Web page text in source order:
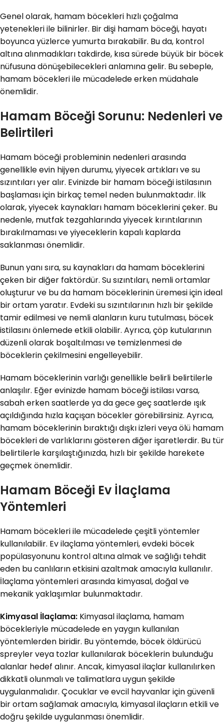
Genel olarak, hamam böcekleri hızlı çoğalma
yetenekleri ile bilinirler. Bir dişi hamam böceği, hayatı
boyunca yüzlerce yumurta bırakabilir. Bu da, kontrol
altına alınmadıkları takdirde, kısa sürede büyük bir böcek
nüfusuna dönüşebilecekleri anlamına gelir. Bu sebeple,
hamam böcekleri ile mücadelede erken müdahale
önemlidir.
Hamam Böceği Sorunu: Nedenleri ve
Belirtileri
Hamam böceği probleminin nedenleri arasında
genellikle evin hijyen durumu, yiyecek artıkları ve su
sızıntıları yer alır. Evinizde bir hamam böceği istilasının
başlaması için birkaç temel neden bulunmaktadır. İlk
olarak, yiyecek kaynakları hamam böceklerini çeker. Bu
nedenle, mutfak tezgahlarında yiyecek kırıntılarının
bırakılmaması ve yiyeceklerin kapalı kaplarda
saklanması önemlidir.
Bunun yanı sıra, su kaynakları da hamam böceklerini
çeken bir diğer faktördür. Su sızıntıları, nemli ortamlar
oluşturur ve bu da hamam böceklerinin üremesi için ideal
bir ortam yaratır. Evdeki su sızıntılarının hızlı bir şekilde
tamir edilmesi ve nemli alanların kuru tutulması, böcek
istilasını önlemede etkili olabilir. Ayrıca, çöp kutularının
düzenli olarak boşaltılması ve temizlenmesi de
böceklerin çekilmesini engelleyebilir.
Hamam böceklerinin varlığı genellikle belirli belirtilerle
anlaşılır. Eğer evinizde hamam böceği istilası varsa,
sabah erken saatlerde ya da gece geç saatlerde ışık
açıldığında hızla kaçışan böcekler görebilirsiniz. Ayrıca,
hamam böceklerinin bıraktığı dışkı izleri veya ölü hamam
böcekleri de varlıklarını gösteren diğer işaretlerdir. Bu tür
belirtilerle karşılaştığınızda, hızlı bir şekilde harekete
geçmek önemlidir.
Hamam Böceği Ev İlaçlama
Yöntemleri
Hamam böcekleri ile mücadelede çeşitli yöntemler
kullanılabilir. Ev ilaçlama yöntemleri, evdeki böcek
popülasyonunu kontrol altına almak ve sağlığı tehdit
eden bu canlıların etkisini azaltmak amacıyla kullanılır.
İlaçlama yöntemleri arasında kimyasal, doğal ve
mekanik yaklaşımlar bulunmaktadır.
Kimyasal İlaçlama: Kimyasal ilaçlama, hamam
böcekleriyle mücadelede en yaygın kullanılan
yöntemlerden biridir. Bu yöntemde, böcek öldürücü
spreyler veya tozlar kullanılarak böceklerin bulunduğu
alanlar hedef alınır. Ancak, kimyasal ilaçlar kullanılırken
dikkatli olunmalı ve talimatlara uygun şekilde
uygulanmalıdır. Çocuklar ve evcil hayvanlar için güvenli
bir ortam sağlamak amacıyla, kimyasal ilaçların etkili ve
doğru şekilde uygulanması önemlidir.